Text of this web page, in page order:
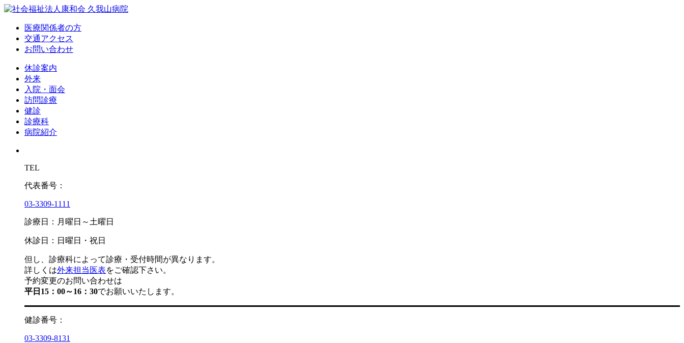
医療関係者の方
交通アクセス
お問い合わせ
休診案内
外来
入院・面会
訪問診療
健診
診療科
病院紹介
TEL
代表番号：
03-3309-1111
診療日：月曜日～土曜日
休診日：日曜日・祝日
但し、診療科によって診療・受付時間が異なります。
詳しくは外来担当医表をご確認下さい。
予約変更のお問い合わせは
平日15：00～16：30でお願いいたします。
健診番号：
03-3309-8131